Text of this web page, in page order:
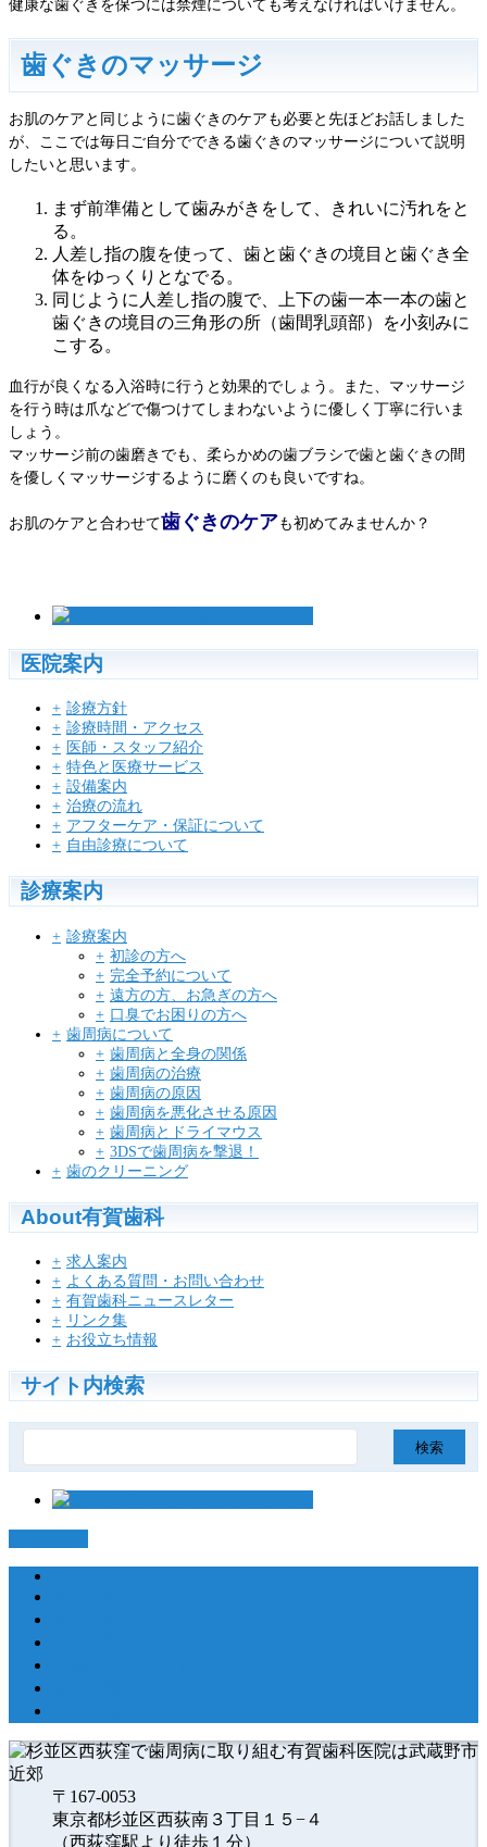
健康な歯ぐきを保つには禁煙についても考えなければいけません。
歯ぐきのマッサージ
お肌のケアと同じように歯ぐきのケアも必要と先ほどお話しました
が、ここでは毎日ご自分でできる歯ぐきのマッサージについて説明
したいと思います。
まず前準備として歯みがきをして、きれいに汚れをと
る。
人差し指の腹を使って、歯と歯ぐきの境目と歯ぐき全
体をゆっくりとなでる。
同じように人差し指の腹で、上下の歯一本一本の歯と
歯ぐきの境目の三角形の所（歯間乳頭部）を小刻みに
こする。
血行が良くなる入浴時に行うと効果的でしょう。また、マッサージ
を行う時は爪などで傷つけてしまわないように優しく丁寧に行いま
しょう。
マッサージ前の歯磨きでも、柔らかめの歯ブラシで歯と歯ぐきの間
を優しくマッサージするように磨くのも良いですね。
お肌のケアと合わせて歯ぐきのケアも初めてみませんか？
医院案内
診療方針
診療時間・アクセス
医師・スタッフ紹介
特色と医療サービス
設備案内
治療の流れ
アフターケア・保証について
自由診療について
診療案内
診療案内
初診の方へ
完全予約について
遠方の方、お急ぎの方へ
口臭でお困りの方へ
歯周病について
歯周病と全身の関係
歯周病の治療
歯周病の原因
歯周病を悪化させる原因
歯周病とドライマウス
3DSで歯周病を撃退！
歯のクリーニング
About有賀歯科
求人案内
よくある質問・お問い合わせ
有賀歯科ニュースレター
リンク集
お役立ち情報
サイト内検索
索:
〒167-0053
東京都杉並区西荻南３丁目１５−４
（西荻窪駅より徒歩１分）